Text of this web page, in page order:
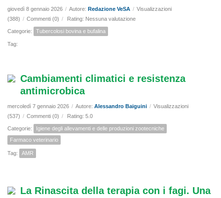
giovedì 8 gennaio 2026 / Autore: Redazione VeSA / Visualizzazioni
(388) / Commenti (0) / Rating: Nessuna valutazione
Categorie: Tubercolosi bovina e bufalina
Tag:
Cambiamenti climatici e resistenza
antimicrobica
mercoledì 7 gennaio 2026 / Autore: Alessandro Baiguini / Visualizzazioni
(537) / Commenti (0) / Rating: 5.0
Categorie:
Igiene degli allevamenti e delle produzioni zootecniche
Farmaco veterinario
Tag: AMR
La Rinascita della terapia con i fagi. Una